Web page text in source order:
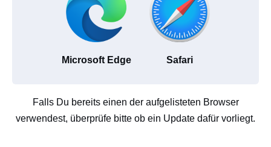
Microsoft Edge Safari
Falls Du bereits einen der aufgelisteten Browser
verwendest, überprüfe bitte ob ein Update dafür vorliegt.